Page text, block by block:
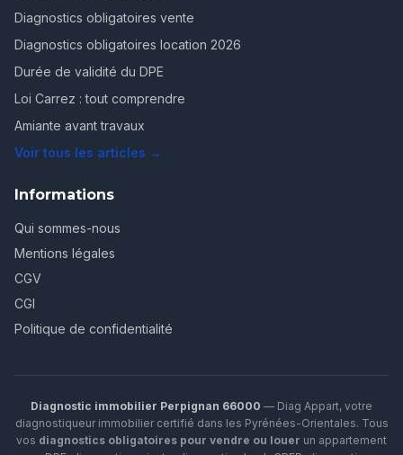
Diagnostics obligatoires vente
Diagnostics obligatoires location 2026
Durée de validité du DPE
Loi Carrez : tout comprendre
Amiante avant travaux
Voir tous les articles →
Informations
Qui sommes-nous
Mentions légales
CGV
CGI
Politique de confidentialité
Diagnostic immobilier Perpignan 66000 — Diag Appart, votre
diagnostiqueur immobilier certifié dans les Pyrénées-Orientales. Tous
vos diagnostics obligatoires pour vendre ou louer un appartement